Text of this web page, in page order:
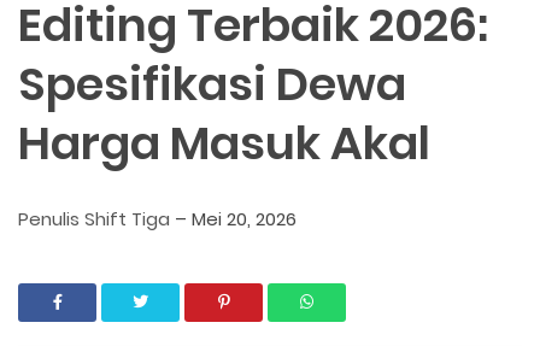
Editing Terbaik 2026:
Spesifikasi Dewa
Harga Masuk Akal
Penulis Shift Tiga – Mei 20, 2026